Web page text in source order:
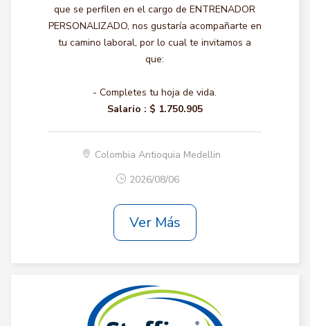
que se perfilen en el cargo de ENTRENADOR
PERSONALIZADO, nos gustaría acompañarte en
tu camino laboral, por lo cual te invitamos a
que:
- Completes tu hoja de vida.
Salario : $ 1.750.905
Colombia Antioquia Medellin
2026/08/06
Ver Más